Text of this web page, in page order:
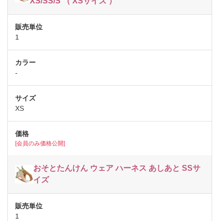
1
-
XS
[会員のみ価格公開]
おそとたんけん ウェア ハーネス あしあと SSサ
イズ
1